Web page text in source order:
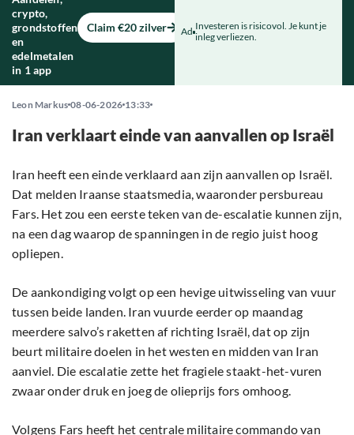
crypto,
grondstoffen
en
edelmetalen
in 1 app
Claim €20 zilver Ad Investeren is risicovol. Je kunt je
inleg verliezen.
Leon Markus 08-06-2026 13:33
Iran verklaart einde van aanvallen op Israël
Iran heeft een einde verklaard aan zijn aanvallen op Israël.
Dat melden Iraanse staatsmedia, waaronder persbureau
Fars. Het zou een eerste teken van de-escalatie kunnen zijn,
na een dag waarop de spanningen in de regio juist hoog
opliepen.
De aankondiging volgt op een hevige uitwisseling van vuur
tussen beide landen. Iran vuurde eerder op maandag
meerdere salvo’s raketten af richting Israël, dat op zijn
beurt militaire doelen in het westen en midden van Iran
aanviel. Die escalatie zette het fragiele staakt-het-vuren
zwaar onder druk en joeg de olieprijs fors omhoog.
Volgens Fars heeft het centrale militaire commando van